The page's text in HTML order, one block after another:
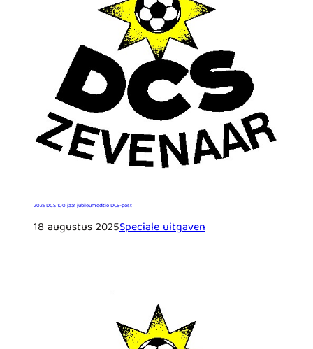
2025 DCS 100 jaar jubileumeditie DCS-post
18 augustus 2025Speciale uitgaven